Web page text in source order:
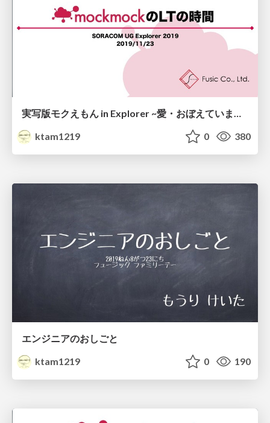
実写版モクえもん in Explorer ~愛・おぼえていますか~
ktam1219
0 380
エンジニアのおしごと
ktam1219
0 190